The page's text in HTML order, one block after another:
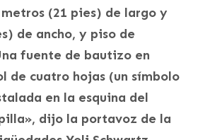
(21 pies) de largo y
de ancho, y piso de
fuente de bautizo en
de cuatro hojas (un símbolo
en la esquina del
dijo la portavoz de la